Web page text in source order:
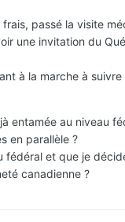
passé la visite
une invitation du
à la marche à suivre
entamée au niveau
en parallèle ?
fédéral et que je
canadienne ?